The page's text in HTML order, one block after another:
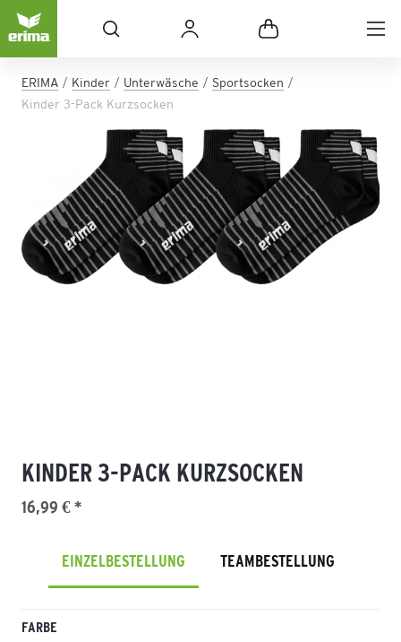
ERIMA Kinder Unterwäsche
Sportsocken
Kinder 3-Pack Kurzsocken
KINDER 3-PACK KURZSOCKEN
16,99 € *
EINZELBESTELLUNG TEAMBESTELLUNG
FARBE